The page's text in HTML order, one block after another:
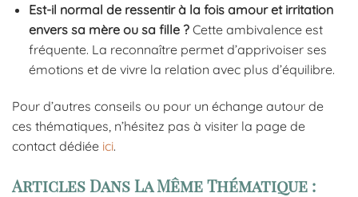
Est-il normal de ressentir à la fois amour et irritation
envers sa mère ou sa fille ?Cette ambivalence est
fréquente. La reconnaître permet d’apprivoiser ses
émotions et de vivre la relation avec plus d’équilibre.
Pour d’autres conseils ou pour un échange autour de
ces thématiques, n’hésitez pas à visiter la page de
contact dédiée ici.
Articles Dans La Même Thématique :